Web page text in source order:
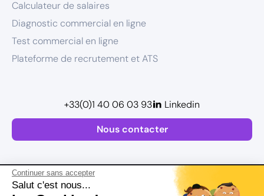
Continuer sans accepter
Salut c'est nous...
Calculateur de salaires
Diagnostic commercial en ligne
Test commercial en ligne
Plateforme de recrutement et ATS
Nous contacter
+33(0)1 40 06 03 93 Linkedin